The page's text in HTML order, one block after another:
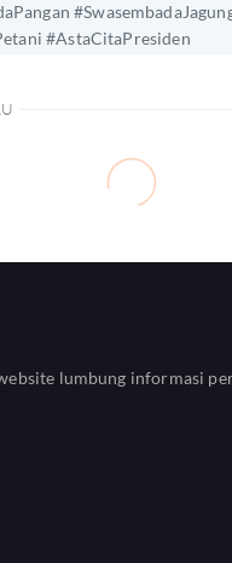
#AstaCitaPresiden
lumbung informasi